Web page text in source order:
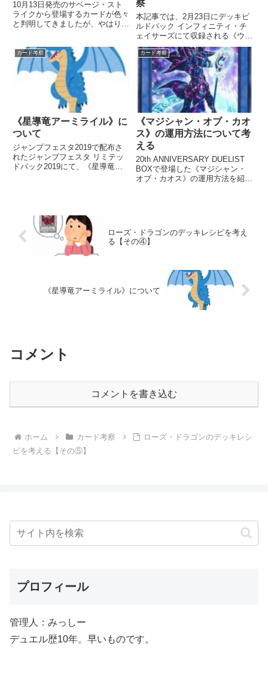
10月13日発売のサベージ・スト
ライクから登場するカードが色々
と判明してきましたが、やはり最
的にもHEROはとても好きで、一
時期はずっとHEROを使っていま
した。 ミラクル・コンタ...
察
本記事では、2月23日にデッキビ
ルドパック インフィニティ・チ
ェイサーズにて収録される《ウィ
ッチクラフトマスター・ヴェー
ル》について紹介します。 ✨遊
戯王オフィシャルカードゲーム
は、今月2月4日に20周年を迎え
ます✨ 求めよ❗️無限なる力。...
カード考察
《星導竜アーミライル》に
ついて
ジャンプフェスタ2019で配布さ
れたジャンプフェスタ リミテッ
ドパック2019にて、《星導竜ア
モン・ソーサレス》 まずは効...
カード考察
《マジシャン・オブ・カオ
ス》の運用方法について考
える
20th ANNIVERSARY DUELIST
BOXで登場した《マジシャン・
オブ・カオス》の運用方法を紹介
難しいです...
ローズ・ドラゴンのデッキレシピを考え
る【その④】
《星導竜アーミライル》について
コメント
コメントを書き込む
ホーム カード考察
ローズ・ドラゴンのデッキレシ
ピを考える【その⑤】
プロフィール
管理人：みっしー
デュエル歴10年。早いものです。